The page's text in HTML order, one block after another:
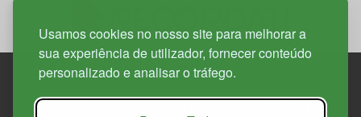
Usamos cookies no nosso site para melhorar a
sua experiência de utilizador, fornecer conteúdo
personalizado e analisar o tráfego.
Edif. Lisboa Oriente | Av. Infante D. Henrique, n.º 333H, esc.